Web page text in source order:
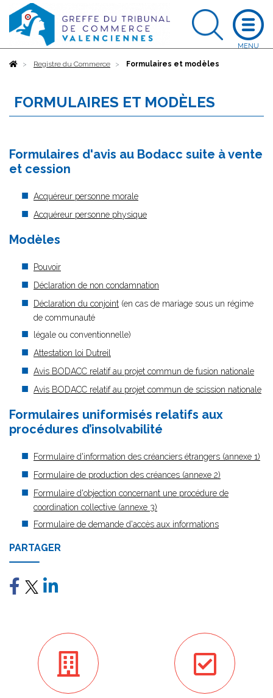
AccueilRegistre du Commerce Formulaires et modèles
FORMULAIRES ET MODÈLES
Formulaires d'avis au Bodacc suite à vente
et cession
Acquéreur personne morale
Acquéreur personne physique
Modèles
Pouvoir
Déclaration de non condamnation
Déclaration du conjoint (en cas de mariage sous un régime
de communauté
légale ou conventionnelle)
Attestation loi Dutreil
Avis BODACC relatif au projet commun de fusion nationale
Avis BODACC relatif au projet commun de scission nationale
Formulaires uniformisés relatifs aux
procédures d’insolvabilité
Formulaire d'information des créanciers étrangers (annexe 1)
Formulaire de production des créances (annexe 2)
Formulaire d'objection concernant une procédure de
coordination collective (annexe 3)
Formulaire de demande d'accès aux informations
PARTAGER